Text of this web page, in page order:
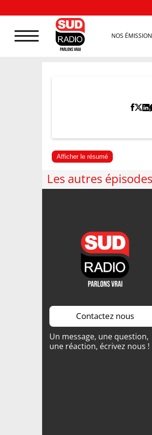
NOS
Afficher le résumé
Les autres épisodes
Contactez nous
Un message, une question,
une réaction, écrivez nous !